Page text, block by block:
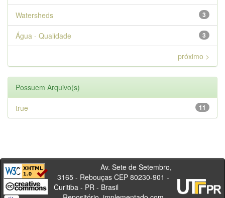
3
Watersheds
3
Água - Qualidade
próximo >
Possuem Arquivo(s)
11
true
Av. Sete de Setembro,
3165 - Rebouças CEP 80230-901 -
Curitiba - PR - Brasil